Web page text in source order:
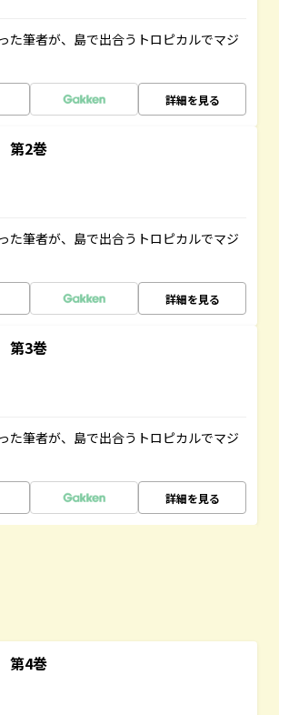
た筆者が、島で出合うトロピカルでマジ
詳細を見る
第2巻
た筆者が、島で出合うトロピカルでマジ
詳細を見る
第3巻
た筆者が、島で出合うトロピカルでマジ
詳細を見る
第4巻